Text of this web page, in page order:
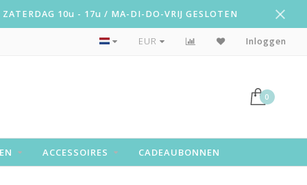
10u - 17u / MA-DI-DO-VRIJ GESLOTEN
EUR Inloggen
0
ACCESSOIRES CADEAUBONNEN